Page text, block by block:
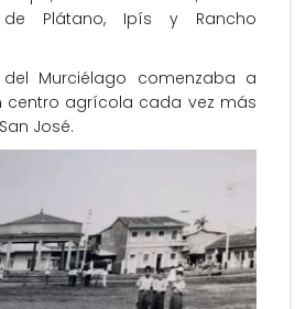
de Plátano, Ipís y Rancho
Murciélago comenzaba a
centro agrícola cada vez más
José.